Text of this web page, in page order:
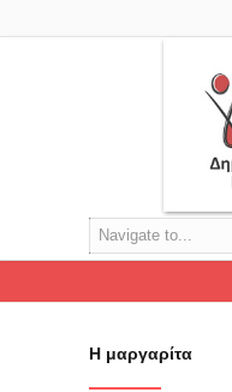
Navigate to...
Η μαργαρίτα